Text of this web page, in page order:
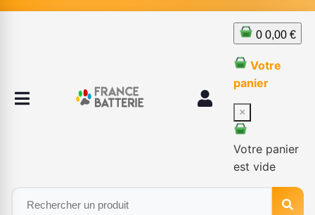
0 0,00 €
Votre
panier
×
Votre panier
est vide